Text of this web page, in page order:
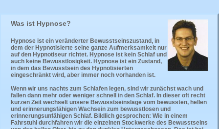
Was ist Hypnose?
Hypnose ist ein veränderter Bewusstseinszustand, in
dem der Hypnotisierte seine ganze Aufmerksamkeit nur
auf den Hypnotiseur richtet. Hypnose ist kein Schlaf und
auch keine Bewusstlosigkeit. Hypnose ist ein Zustand,
in dem das Bewusstsein des Hypnotisierten
eingeschränkt wird, aber immer noch vorhanden ist.
Wenn wir uns nachts zum Schlafen legen, sind wir zunächst wach und
fallen dann mehr oder weniger schnell in den Schlaf. In dieser oft recht
kurzen Zeit wechselt unsere Bewusstseinslage vom bewussten, hellen
und erinnerungsfähigen Wachsein zum bewusstlosen und
erinnerungsunfähigen Schlaf. Bildlich gesprochen: Wie in einem
Fahrstuhl durchfahren wir die einzelnen Stockwerke des Bewusstseins